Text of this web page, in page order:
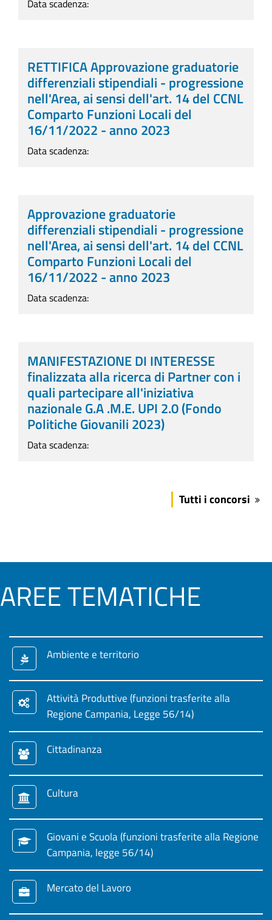
Data scadenza:
RETTIFICA Approvazione graduatorie
differenziali stipendiali - progressione
nell'Area, ai sensi dell'art. 14 del CCNL
Comparto Funzioni Locali del
16/11/2022 - anno 2023
Data scadenza:
Approvazione graduatorie
differenziali stipendiali - progressione
nell'Area, ai sensi dell'art. 14 del CCNL
Comparto Funzioni Locali del
16/11/2022 - anno 2023
Data scadenza:
MANIFESTAZIONE DI INTERESSE
finalizzata alla ricerca di Partner con i
quali partecipare all'iniziativa
nazionale G.A .M.E. UPI 2.0 (Fondo
Politiche Giovanili 2023)
Data scadenza:
Tutti i concorsi
AREE TEMATICHE
Ambiente e territorio
Attività Produttive (funzioni trasferite alla
Regione Campania, Legge 56/14)
Cittadinanza
Cultura
Giovani e Scuola (funzioni trasferite alla Regione
Campania, legge 56/14)
Mercato del Lavoro